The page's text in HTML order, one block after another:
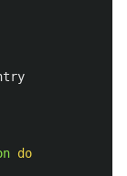
do